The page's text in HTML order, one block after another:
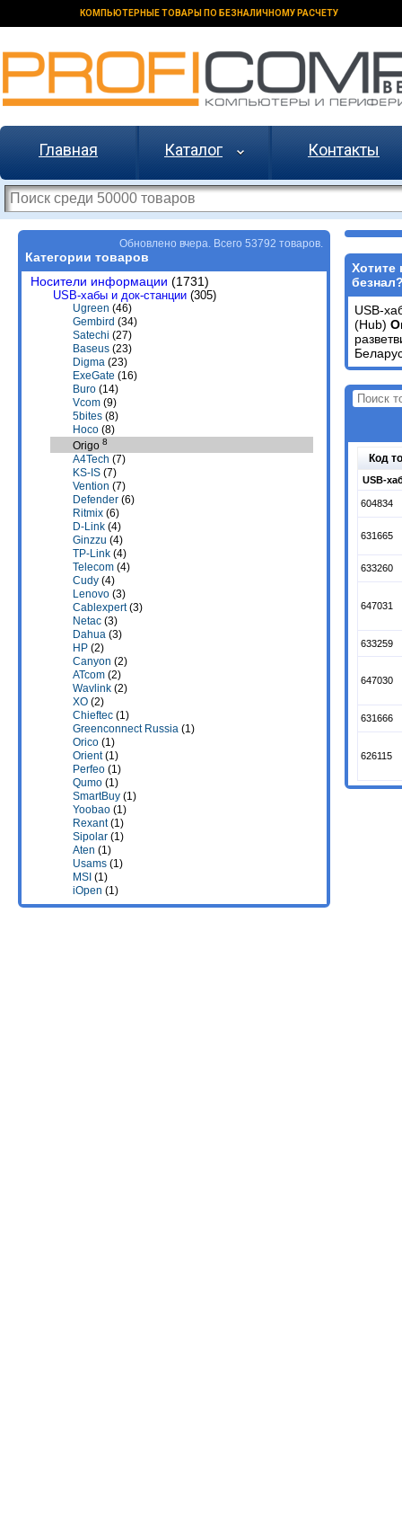
КОМПЬЮТЕРНЫЕ ТОВАРЫ ПО БЕЗНАЛИЧНОМУ РАСЧЕТУ
Главная Каталог Контакты
Обновлено вчера. Всего 53792 товаров.
Категории товаров
Носители информации (1731)
USB-хабы и док-станции (305)
Ugreen (46)
Gembird (34)
Satechi (27)
Baseus (23)
Digma (23)
ExeGate (16)
Buro (14)
Vcom (9)
5bites (8)
Hoco (8)
Origo 8
A4Tech (7)
KS-IS (7)
Vention (7)
Defender (6)
Ritmix (6)
D-Link (4)
Ginzzu (4)
TP-Link (4)
Telecom (4)
Cudy (4)
Lenovo (3)
Cablexpert(3)
Netac (3)
Dahua (3)
HP (2)
Canyon (2)
ATcom (2)
Wavlink (2)
XO (2)
Chieftec (1)
Greenconnect Russia (1)
Orico (1)
Orient(1)
Perfeo (1)
Qumo (1)
SmartBuy (1)
Yoobao (1)
Rexant(1)
Sipolar (1)
Aten (1)
Usams (1)
MSI (1)
iOpen (1)
Хотите
USB-
(Hub)
Код
USB-
604834
631665
633260
647031
633259
647030
631666
626115